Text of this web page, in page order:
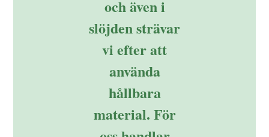
och även i
slöjden strävar
vi efter att
använda
hållbara
material. För